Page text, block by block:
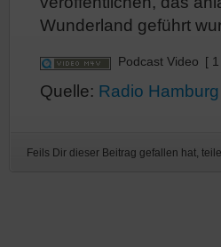
Wunderland geführt
Podcast Video [
Quelle: Radio Hamburg
Feils Dir dieser Beitrag gefallen hat,